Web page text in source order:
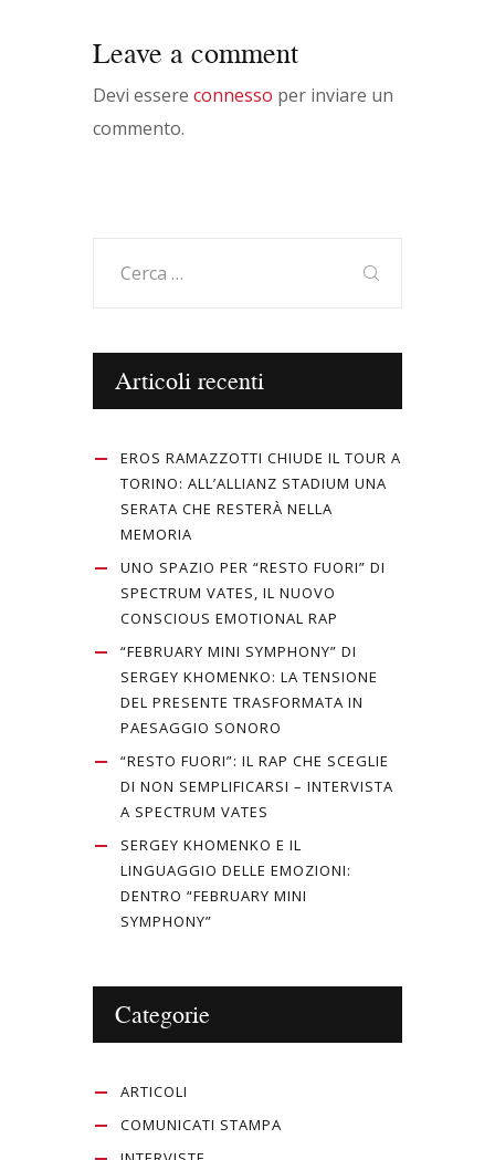
Leave a comment
Devi essere connesso per inviare un
commento.
per:
Articoli recenti
EROS RAMAZZOTTI CHIUDE IL TOUR A
TORINO: ALL’ALLIANZ STADIUM UNA
SERATA CHE RESTERÀ NELLA
MEMORIA
UNO SPAZIO PER “RESTO FUORI” DI
SPECTRUM VATES, IL NUOVO
CONSCIOUS EMOTIONAL RAP
“FEBRUARY MINI SYMPHONY” DI
SERGEY KHOMENKO: LA TENSIONE
DEL PRESENTE TRASFORMATA IN
PAESAGGIO SONORO
“RESTO FUORI”: IL RAP CHE SCEGLIE
DI NON SEMPLIFICARSI – INTERVISTA
A SPECTRUM VATES
SERGEY KHOMENKO E IL
LINGUAGGIO DELLE EMOZIONI:
DENTRO “FEBRUARY MINI
SYMPHONY”
Categorie
ARTICOLI
COMUNICATI STAMPA